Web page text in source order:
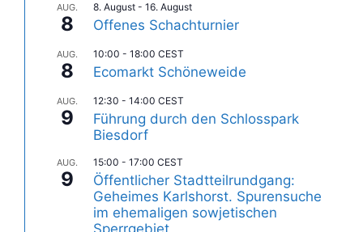
AUG.
8
8. August - 16. August
Offenes Schachturnier
AUG.
8
10:00 - 18:00 CEST
Ecomarkt Schöneweide
AUG.
9
12:30 - 14:00 CEST
Führung durch den Schlosspark
Biesdorf
AUG.
9
15:00 - 17:00 CEST
Öffentlicher Stadtteilrundgang:
Geheimes Karlshorst. Spurensuche
im ehemaligen sowjetischen
Sperrgebiet